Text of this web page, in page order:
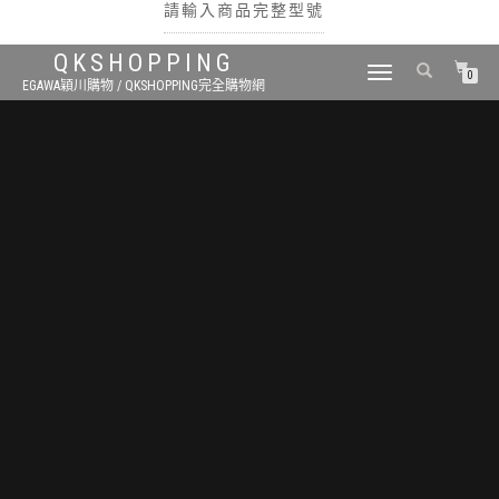
請輸入商品完整型號
QKSHOPPING
EGAWA穎川購物 / QKSHOPPING完全購物網
TOGGLE
0